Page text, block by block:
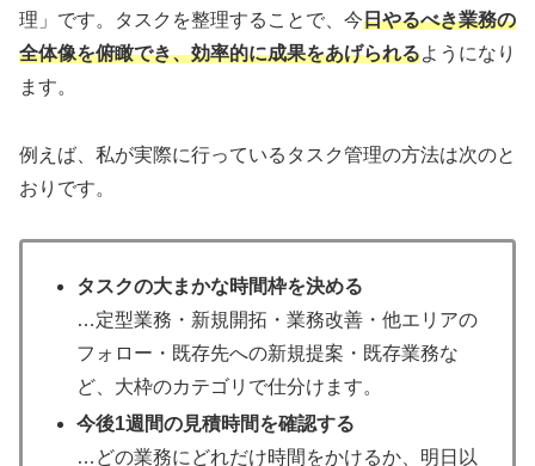
理」です。タスクを整理することで、今日やるべき業務の
全体像を俯瞰でき、効率的に成果をあげられるようになり
ます。
例えば、私が実際に行っているタスク管理の方法は次のと
おりです。
タスクの大まかな時間枠を決める
…定型業務・新規開拓・業務改善・他エリアの
フォロー・既存先への新規提案・既存業務な
ど、大枠のカテゴリで仕分けます。
今後1週間の見積時間を確認する
…どの業務にどれだけ時間をかけるか、明日以